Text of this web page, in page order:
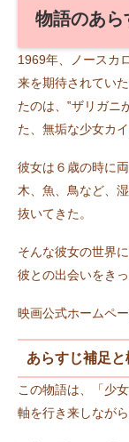
物語のあら
1969年、ノースカ
来を期待されてい
たのは、‟ザリガニ
た、無垢な少女カイ
彼女は６歳の時に
木、魚、鳥など、
抜いてきた。
そんな彼女の世界
彼との出会いをき
映画公式ホームペ
あらすじ補足
この物語は、「少
軸を行き来しながら